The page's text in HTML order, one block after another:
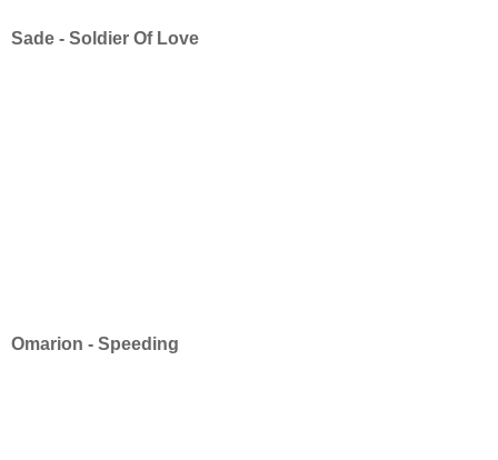
Sade - Soldier Of Love
Omarion - Speeding